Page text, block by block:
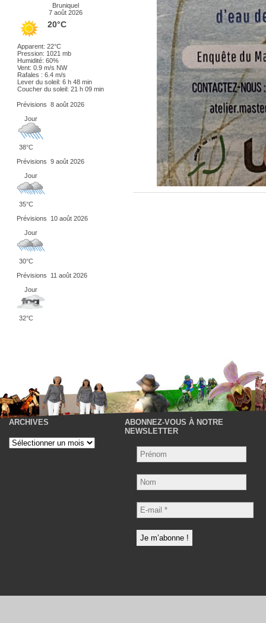
Bruniquel
7 août 2026
20°C
Apparent: 22°C
Pression: 1021 mb
Humidité: 60%
Vent: 0.9 m/s NW
Rafales : 6.4 m/s
Lever du soleil: 6 h 48 min
Coucher du soleil: 21 h 09 min
Prévisions 8 août 2026
Jour
38°C
Prévisions 9 août 2026
Jour
35°C
Prévisions
10 août 2026
Jour
30°C
Prévisions
11 août 2026
Jour
32°C
ARCHIVES
Archives
ABONNEZ-VOUS À NOTRE
NEWSLETTER
Nom
E-
mail
*